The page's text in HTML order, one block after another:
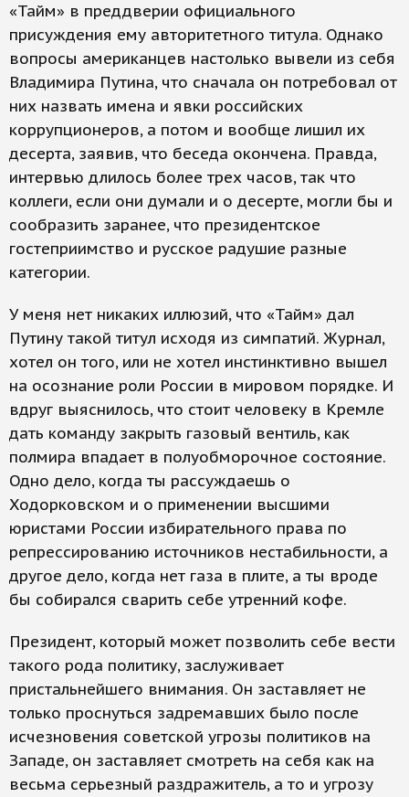
«Тайм» в преддверии официального
присуждения ему авторитетного титула. Однако
вопросы американцев настолько вывели из себя
Владимира Путина, что сначала он потребовал от
них назвать имена и явки российских
коррупционеров, а потом и вообще лишил их
десерта, заявив, что беседа окончена. Правда,
интервью длилось более трех часов, так что
коллеги, если они думали и о десерте, могли бы и
сообразить заранее, что президентское
гостеприимство и русское радушие разные
категории.
У меня нет никаких иллюзий, что «Тайм» дал
Путину такой титул исходя из симпатий. Журнал,
хотел он того, или не хотел инстинктивно вышел
на осознание роли России в мировом порядке. И
вдруг выяснилось, что стоит человеку в Кремле
дать команду закрыть газовый вентиль, как
полмира впадает в полуобморочное состояние.
Одно дело, когда ты рассуждаешь о
Ходорковском и о применении высшими
юристами России избирательного права по
репрессированию источников нестабильности, а
другое дело, когда нет газа в плите, а ты вроде
бы собирался сварить себе утренний кофе.
Президент, который может позволить себе вести
такого рода политику, заслуживает
пристальнейшего внимания. Он заставляет не
только проснуться задремавших было после
исчезновения советской угрозы политиков на
Западе, он заставляет смотреть на себя как на
весьма серьезный раздражитель, а то и угрозу